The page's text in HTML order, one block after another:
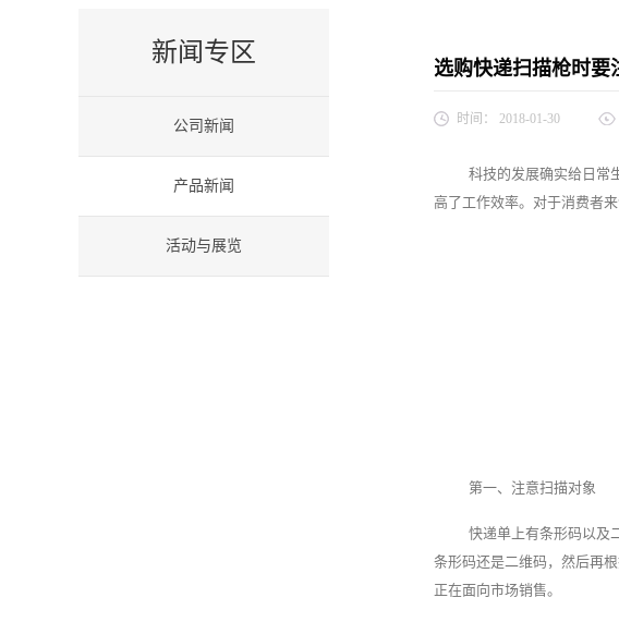
新闻专区
公司新闻
产品新闻
活动与展览
选购快递扫描枪时要
时间： 2018-01-30
科技的发展确实给日常
高了工作效率。对于消费者
第一、注意扫描对象
快递单上有条形码以及
条形码还是二维码，然后再
正在面向市场销售。